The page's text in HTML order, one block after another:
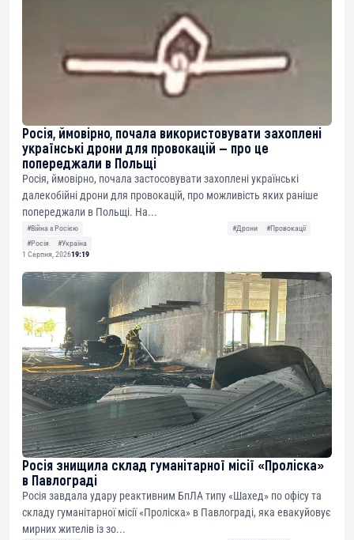
Росія, ймовірно, почала використовувати захоплені
українські дрони для провокацій — про це
попереджали в Польщі
Росія, ймовірно, почала застосовувати захоплені українські
далекобійні дрони для провокацій, про можливість яких раніше
попереджали в Польщі. На...
#Війна з Росією #Дрони
#Провокації
#Росія
#Україна
1 Серпня, 202619:19
Росія знищила склад гуманітарної місії «Проліска»
в Павлограді
Росія завдала удару реактивним БпЛА типу «Шахед» по офісу та
складу гуманітарної місії «Проліска» в Павлограді, яка евакуйовує
мирних жителів із зо...